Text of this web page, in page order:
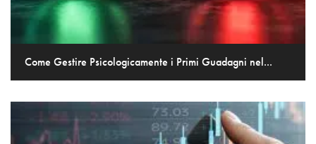
Come Gestire Psicologicamente i Primi Guadagni nel...